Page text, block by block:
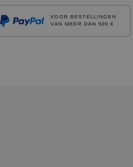
VOOR BESTELLINGEN
VAN MEER DAN 500 €